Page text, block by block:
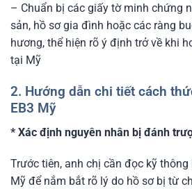
– Chuẩn bị các giấy tờ minh chứng
sản, hồ sơ gia đình hoặc các ràng
hương, thể hiện rõ ý định trở về khi
tại Mỹ
2. Hướng dẫn chi tiết cách
EB3 Mỹ
* Xác định nguyên nhân bị đánh
Trước tiên, anh chị cần đọc kỹ
Mỹ để nắm bắt rõ lý do hồ sơ bị từ